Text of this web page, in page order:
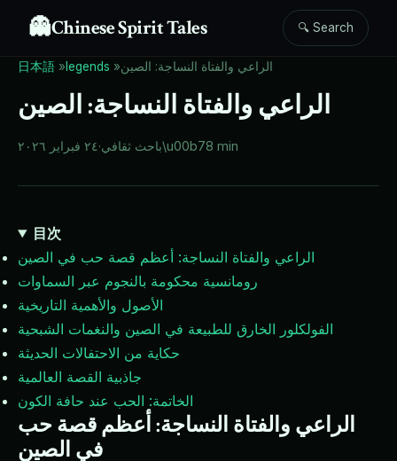
👻Chinese Spirit Tales 🔍 Search
日本語 » legends »الراعي والفتاة النساجة: الصين
الراعي والفتاة النساجة: الصين
٢٤ فبراير ٢٠٢٦·باحث ثقافي\u00b78 min
目次
الراعي والفتاة النساجة: أعظم قصة حب في الصين
رومانسية محكومة بالنجوم عبر السماوات
الأصول والأهمية التاريخية
الفولكلور الخارق للطبيعة في الصين والنغمات الشبحية
حكاية من الاحتفالات الحديثة
جاذبية القصة العالمية
الخاتمة: الحب عند حافة الكون
الراعي والفتاة النساجة: أعظم قصة حب
في الصين